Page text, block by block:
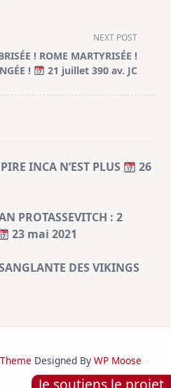
Je soutiens le projet
NEXT POST
! ROME MARTYRISÉE !
!
21 juillet 390 av. JC
INCA N’EST PLUS
26
PROTASSEVITCH : 2
23 mai 2021
DES VIKINGS
Designed By WP Moose